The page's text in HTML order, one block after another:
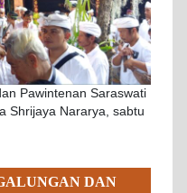
Pawintenan Saraswati
Shrijaya Nararya, sabtu
DAN